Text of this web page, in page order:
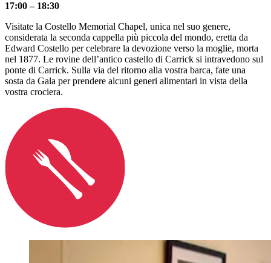
17:00 – 18:30
Visitate la Costello Memorial Chapel, unica nel suo genere,
considerata la seconda cappella più piccola del mondo, eretta da
Edward Costello per celebrare la devozione verso la moglie, morta
nel 1877. Le rovine dell’antico castello di Carrick si intravedono sul
ponte di Carrick. Sulla via del ritorno alla vostra barca, fate una
sosta da Gala per prendere alcuni generi alimentari in vista della
vostra crociera.